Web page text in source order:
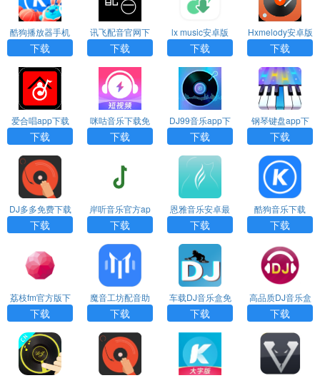
酷狗播放器手机
版下载
下载
讯飞配音官网下
载安卓版
下载
lx music安卓版
下载
Hxmelody安卓版
下载
下载
爱合唱app下载
下载
咪咕音乐下载免
费安装
下载
DJ99音乐app下
载
下载
钢琴键盘app下
载安装手机版
下载
DJ多多免费下载
下载
岸听音乐官方ap
p
下载
恩雅音乐安卓最
新版下载
下载
酷狗音乐下载
下载
荔枝fm官方版下
载
下载
魔音工坊配音助
手正版app下载
下载
车载DJ音乐盒免
费下载
下载
高品质DJ音乐盒
下载安装
下载